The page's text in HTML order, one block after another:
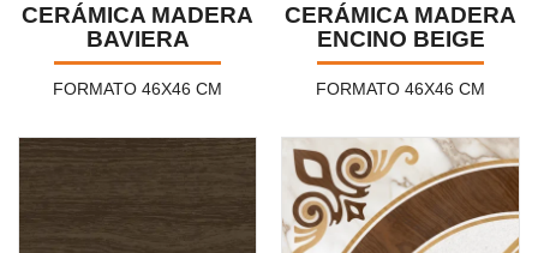
CERÁMICA MADERA
BAVIERA
FORMATO 46X46 CM
CERÁMICA MADERA
ENCINO BEIGE
FORMATO 46X46 CM